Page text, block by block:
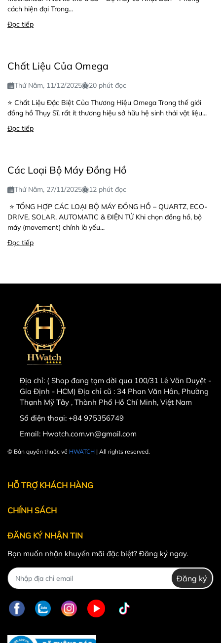
cách hiện đại Trong...
Đọc tiếp
Chất Liệu Của Omega
Thứ Năm, 11/12/2025
20 phút đọc
⭐ Chất Liệu Đặc Biệt Của Thương Hiệu Omega Trong thế giới
đồng hồ Thụy Sĩ, rất ít thương hiệu sở hữu hệ sinh thái vật liệu...
Đọc tiếp
Các Loại Bộ Máy Đồng Hồ
Thứ Năm, 27/11/2025
12 phút đọc
⭐ TỔNG HỢP CÁC LOẠI BỘ MÁY ĐỒNG HỒ – QUARTZ, ECO-
DRIVE, SOLAR, AUTOMATIC & ĐIỆN TỬ Khi chọn đồng hồ, bộ
máy (movement) chính là yếu...
Đọc tiếp
Địa chỉ: ( Shop đang tạm dời qua 100/31 Lê Văn Duyệt -
Gia Định - HCM) Địa chỉ cũ : 34 Phan Văn Hân, Phường
Thạnh Mỹ Tây , Thành Phố Hồ Chí Minh, Việt Nam
Số điện thoại: +84 975356749
Email: Hwatch.com.vn@gmail.com
© Bản quyền thuộc về HWATCH | All rights reserved.
HỖ TRỢ KHÁCH HÀNG
CHÍNH SÁCH
ĐĂNG KÝ NHẬN TIN
Bạn muốn nhận khuyến mãi đặc biệt? Đăng ký ngay.
Đăng ký